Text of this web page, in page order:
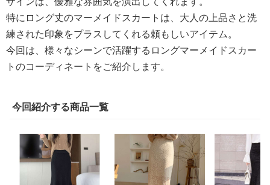
特にロング丈のマーメイドスカートは、大人の上品さと洗
練された印象をプラスしてくれる頼もしいアイテム。
今回は、様々なシーンで活躍するロングマーメイドスカー
トのコーディネートをご紹介します。
今回紹介する商品一覧